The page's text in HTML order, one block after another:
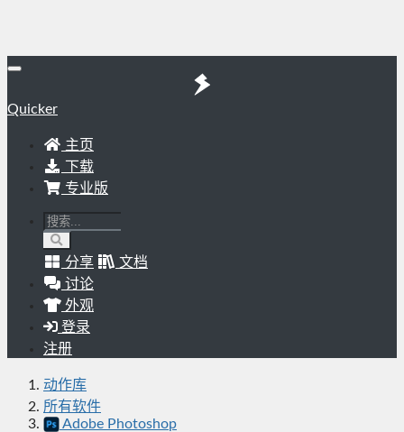
Quicker
主页
下载
专业版
分享
文档
讨论
外观
登录
注册
动作库
所有软件
Adobe Photoshop